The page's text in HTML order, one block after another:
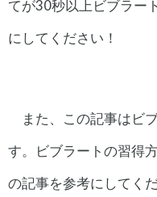
てが30秒以上ビブラー
にしてください！
また、この記事はビ
す。ビブラートの習得
の記事を参考にしてくだ